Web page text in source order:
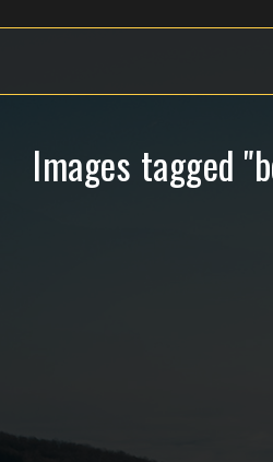
Images tagged